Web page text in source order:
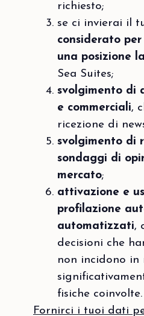
richiesto;
se ci invierai il
considerato
una posizione
Sea Suites;
svolgimento di
e commerciali,
ricezione di
svolgimento di
sondaggi di
mercato;
attivazione e
profilazione
automatizzati,
decisioni che
non incidono in
fisiche coinvolte.
Fornirci i tuoi dati